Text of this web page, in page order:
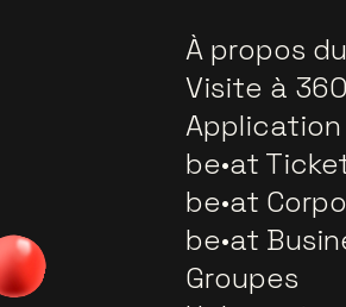
À propos
Visite à
Application
be•at
be•at
be•at
Groupes